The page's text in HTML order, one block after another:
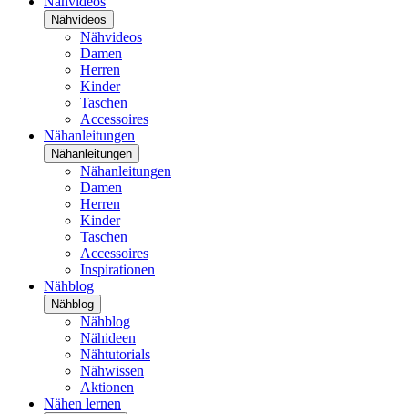
Nähvideos
Nähvideos
Damen
Herren
Kinder
Taschen
Accessoires
Nähanleitungen
Nähanleitungen
Nähanleitungen
Damen
Herren
Kinder
Taschen
Accessoires
Inspirationen
Nähblog
Nähblog
Nähblog
Nähideen
Nähtutorials
Nähwissen
Aktionen
Nähen lernen